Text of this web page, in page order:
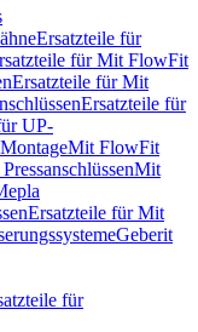
Ersatzteile für
für Mit FlowFit
Ersatzteile für Mit
Ersatzteile für
UP-
Mit FlowFit
Mit
Ersatzteile für Mit
Geberit
für